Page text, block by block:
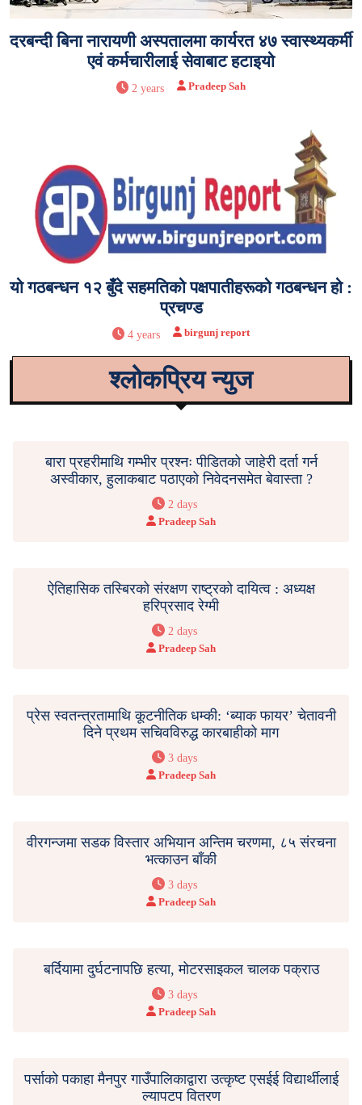
दरबन्दी बिना नारायणी अस्पतालमा कार्यरत ४७ स्वास्थ्यकर्मी
एवं कर्मचारीलाई सेवाबाट हटाइयो
2 years Pradeep Sah
यो गठबन्धन १२ बुँदे सहमतिको पक्षपातीहरूको गठबन्धन हो :
प्रचण्ड
4 years birgunj report
श्लोकप्रिय न्युज
बारा प्रहरीमाथि गम्भीर प्रश्नः पीडितको जाहेरी दर्ता गर्न
अस्वीकार, हुलाकबाट पठाएको निवेदनसमेत बेवास्ता ?
2 days
Pradeep Sah
ऐतिहासिक तस्बिरको संरक्षण राष्ट्रको दायित्व : अध्यक्ष
हरिप्रसाद रेग्मी
2 days
Pradeep Sah
प्रेस स्वतन्त्रतामाथि कूटनीतिक धम्की: ‘ब्याक फायर’ चेतावनी
दिने प्रथम सचिवविरुद्ध कारबाहीको माग
3 days
Pradeep Sah
वीरगन्जमा सडक विस्तार अभियान अन्तिम चरणमा, ८५ संरचना
भत्काउन बाँकी
3 days
Pradeep Sah
बर्दियामा दुर्घटनापछि हत्या, मोटरसाइकल चालक पक्राउ
3 days
Pradeep Sah
पर्साको पकाहा मैनपुर गाउँपालिकाद्वारा उत्कृष्ट एसईई विद्यार्थीलाई
ल्यापटप वितरण